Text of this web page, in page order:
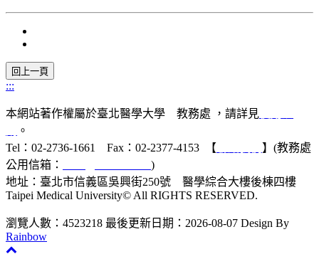
:::
本網站著作權屬於臺北醫學大學 教務處 ，請詳見
。
Tel：02-2736-1661 Fax：02-2377-4153 【
】(教務處
公用信箱：
)
地址：臺北市信義區吳興街250號 醫學綜合大樓後棟四樓
Taipei Medical University© All RIGHTS RESERVED.
瀏覽人數：4523218 最後更新日期：2026-08-07 Design By
Rainbow